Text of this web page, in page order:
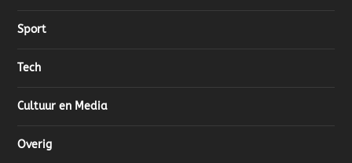
Sport
Tech
Cultuur en Media
Overig